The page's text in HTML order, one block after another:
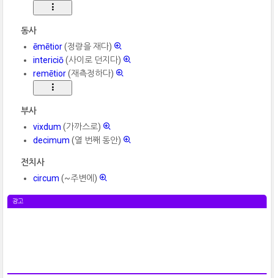
동사
ēmētior(정량을 재다)
intericiō(사이로 던지다)
remētior(재측정하다)
부사
vixdum (가까스로)
decimum (열 번째 동안)
전치사
circum (~주변에)
광고